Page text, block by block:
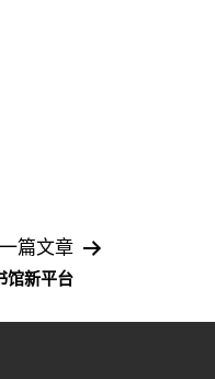
篇文章
馆新平台